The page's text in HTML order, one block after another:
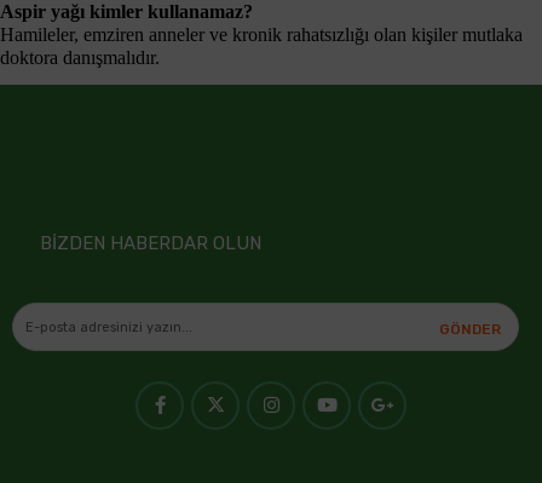
Aspir yağı kimler kullanamaz?
Hamileler, emziren anneler ve kronik rahatsızlığı olan kişiler mutlaka
doktora danışmalıdır.
BİZDEN HABERDAR OLUN
GÖNDER